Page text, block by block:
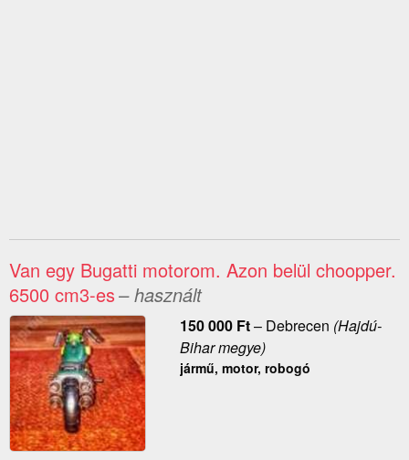
Van egy Bugatti motorom. Azon belül choopper.
6500 cm3-es– használt
150 000 Ft– Debrecen (Hajdú-
Bihar megye)
jármű, motor, robogó